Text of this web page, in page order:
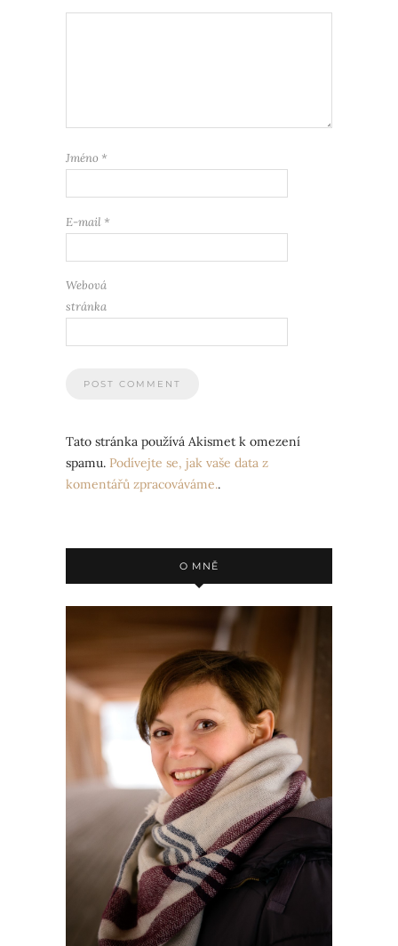
Jméno *
E-mail *
Webová
stránka
Tato stránka používá Akismet k omezení
spamu. Podívejte se, jak vaše data z
komentářů zpracováváme..
O MNĚ